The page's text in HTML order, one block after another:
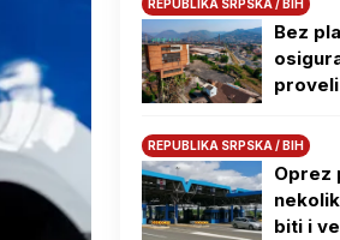
REPUBLIKA SRPSKA / BIH
Bez
REPUBLIKA SRPSKA / BIH
Oprez
biti i